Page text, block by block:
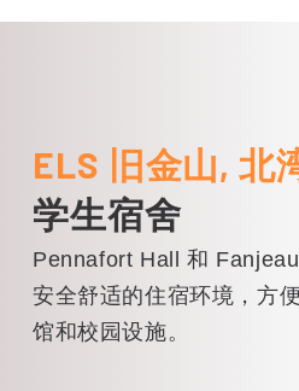
ELS 旧金山, 北
学生宿舍
Pennafort Hall 和
安全舒适的住宿环境，方
馆和校园设施。